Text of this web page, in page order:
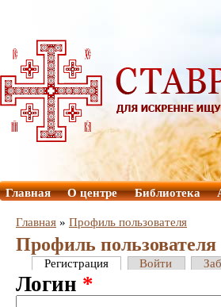
Главная О центре Библиотека
Главная » Профиль пользователя
Профиль пользователя
Регистрация Войти
Логин *